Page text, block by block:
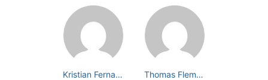
Kristian Fernandez Jensen Thomas Flemming